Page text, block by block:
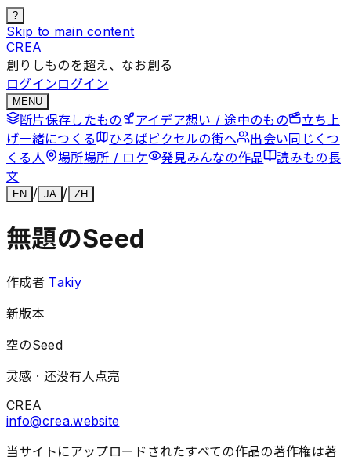
?
Skip to main content
CREA
創りしものを超え、なお創る
ログインログイン
MENU
断片保存したもの アイデア想い / 途中のもの
立ち上
げ一緒につくる ひろばピクセルの街へ 出会い同じくつ
くる人
場所場所 / ロケ 発見みんなの作品 読みもの長
文
EN / JA / ZH
無題のSeed
作成者 Takiy
新版本
空のSeed
灵感 · 还没有人点亮
CREA
info@crea.website
当サイトにアップロードされたすべての作品の著作権は著